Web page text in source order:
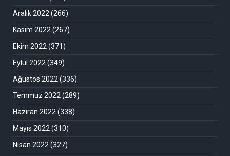
Aralık 2022 (266)
Kasım 2022 (267)
Ekim 2022 (371)
Eylül 2022 (349)
Ağustos 2022 (336)
Temmuz 2022 (289)
Haziran 2022 (338)
Mayıs 2022 (310)
Nisan 2022 (327)